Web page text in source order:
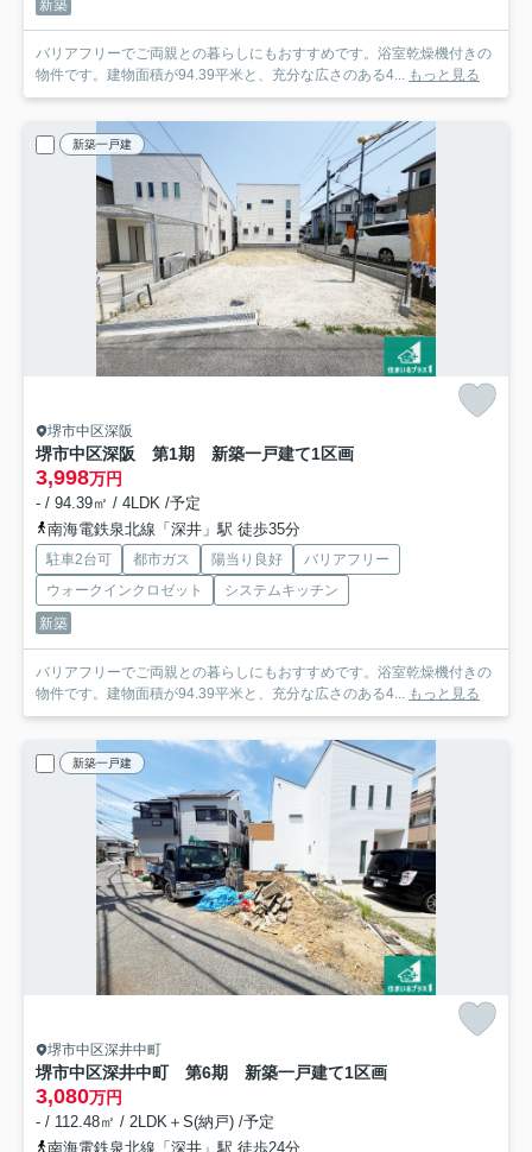
新築
バリアフリーでご両親との暮らしにもおすすめです。浴室乾燥機付きの
物件です。建物面積が94.39平米と、充分な広さのある4... もっと見る
新築一戸建
堺市中区深阪
堺市中区深阪 第1期 新築一戸建て1区画
3,998万円
- / 94.39㎡ / 4LDK /予定
南海電鉄泉北線「深井」駅 徒歩35分
駐車2台可 都市ガス 陽当り良好
バリアフリー
ウォークインクロゼット
システムキッチン
新築
バリアフリーでご両親との暮らしにもおすすめです。浴室乾燥機付きの
物件です。建物面積が94.39平米と、充分な広さのある4... もっと見る
新築一戸建
堺市中区深井中町
堺市中区深井中町 第6期 新築一戸建て1区画
3,080万円
- / 112.48㎡ / 2LDK＋S(納戸) /予定
南海電鉄泉北線「深井」駅 徒歩24分